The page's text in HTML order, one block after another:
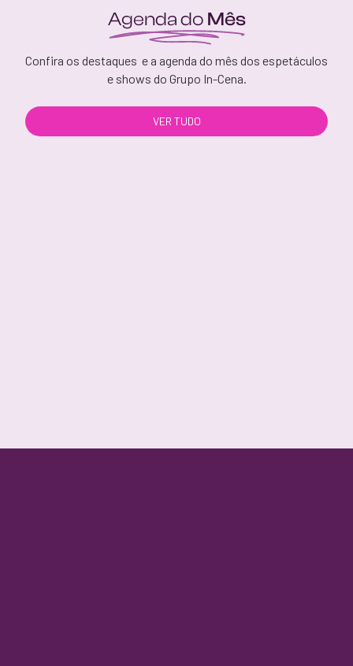
Agenda do Mês
Confira os destaques e a agenda do mês dos espetáculos
e shows do Grupo In-Cena.
VER TUDO